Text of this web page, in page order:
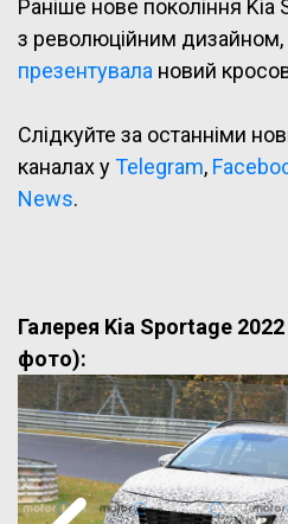
Раніше нове покоління Kia
з революційним дизайном,
презентувала новий
Слідкуйте за останніми
каналах уTelegram,
News.
Галерея Kia Sportage
фото):